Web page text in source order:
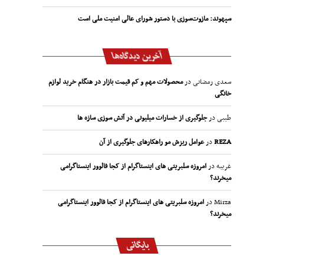
سپهوند:‌ مازوت‌سوزی با دستور شورای عالی امنیت ملی است
آخرین دیدگاه‌ها
سعدی رمضانیدرمحصولات مهم و کم قیمت بازار در هنگام خرید لوازم
خانگی
طیبیدرجلوگیری از خسارات میلیونی در آتش سوزی سازه ها
REZAدرعوامل ریزش مو راهکارهای جلوگیری از آن
غریبهدرامروزه سلبریتی های اینستاگرام از کجا فالوور اینستاگرامی
میخرند؟
Mirzaدرامروزه سلبریتی های اینستاگرام از کجا فالوور اینستاگرامی
میخرند؟
بایگانی